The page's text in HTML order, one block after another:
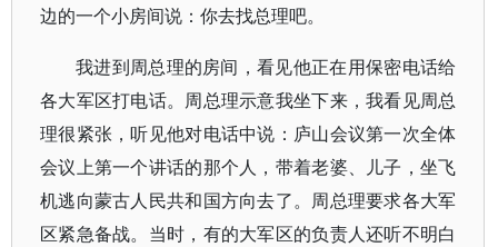
边的一个小房间说：你去找总理吧。
我进到周总理的房间，看见他正在用保密电话给
各大军区打电话。周总理示意我坐下来，我看见周总
理很紧张，听见他对电话中说：庐山会议第一次全体
会议上第一个讲话的那个人，带着老婆、儿子，坐飞
机逃向蒙古人民共和国方向去了。周总理要求各大军
区紧急备战。当时，有的大军区的负责人还听不明白